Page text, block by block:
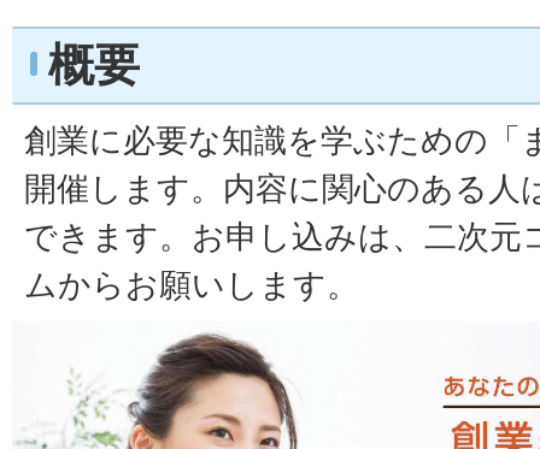
概要
創業に必要な知識を学ぶための「
開催します。内容に関心のある人
できます。お申し込みは、二次元
ムからお願いします。